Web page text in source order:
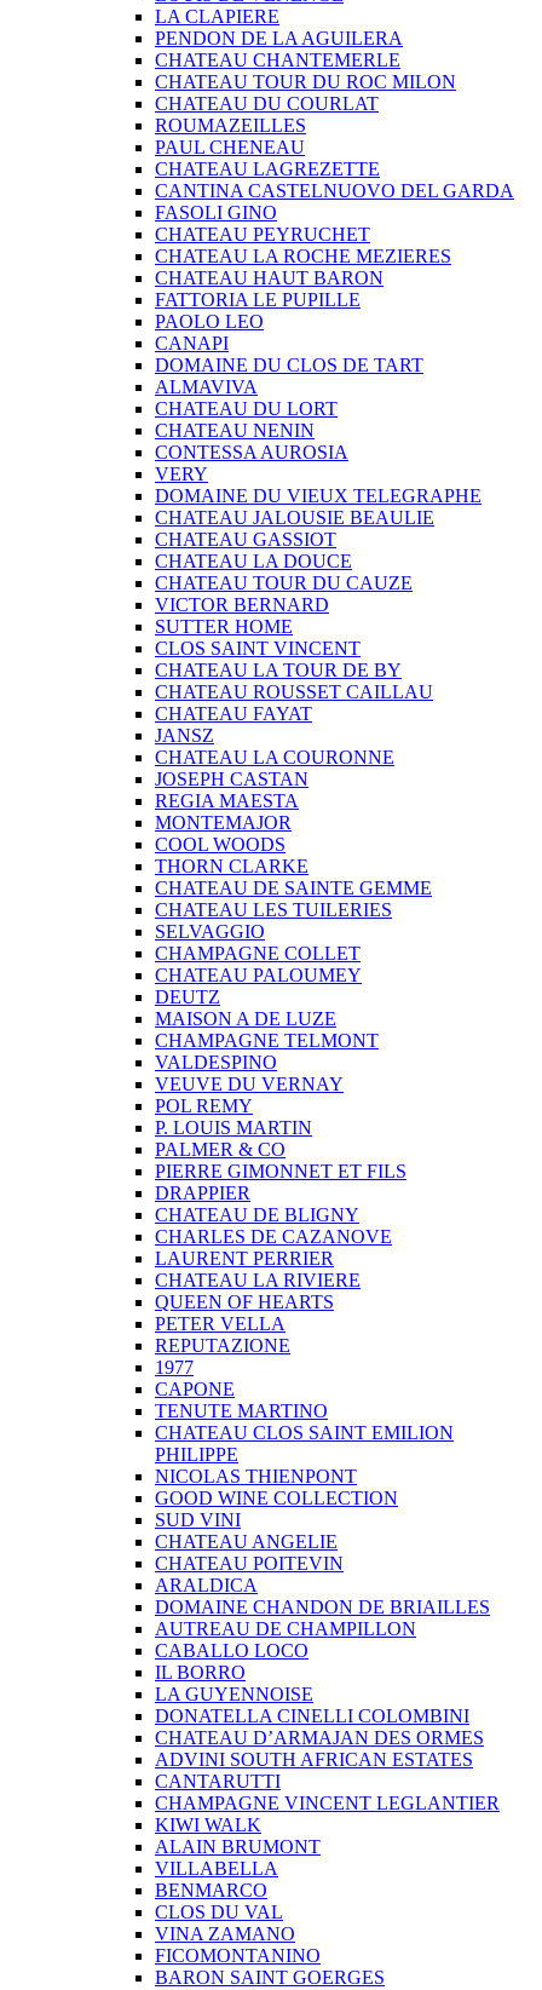
LA CLAPIERE
PENDON DE LA AGUILERA
CHATEAU CHANTEMERLE
CHATEAU TOUR DU ROC MILON
CHATEAU DU COURLAT
ROUMAZEILLES
PAUL CHENEAU
CHATEAU LAGREZETTE
CANTINA CASTELNUOVO DEL GARDA
FASOLI GINO
CHATEAU PEYRUCHET
CHATEAU LA ROCHE MEZIERES
CHATEAU HAUT BARON
FATTORIA LE PUPILLE
PAOLO LEO
CANAPI
DOMAINE DU CLOS DE TART
ALMAVIVA
CHATEAU DU LORT
CHATEAU NENIN
CONTESSA AUROSIA
VERY
DOMAINE DU VIEUX TELEGRAPHE
CHATEAU JALOUSIE BEAULIE
CHATEAU GASSIOT
CHATEAU LA DOUCE
CHATEAU TOUR DU CAUZE
VICTOR BERNARD
SUTTER HOME
CLOS SAINT VINCENT
CHATEAU LA TOUR DE BY
CHATEAU ROUSSET CAILLAU
CHATEAU FAYAT
JANSZ
CHATEAU LA COURONNE
JOSEPH CASTAN
REGIA MAESTA
MONTEMAJOR
COOL WOODS
THORN CLARKE
CHATEAU DE SAINTE GEMME
CHATEAU LES TUILERIES
SELVAGGIO
CHAMPAGNE COLLET
CHATEAU PALOUMEY
DEUTZ
MAISON A DE LUZE
CHAMPAGNE TELMONT
VALDESPINO
VEUVE DU VERNAY
POL REMY
P. LOUIS MARTIN
PALMER & CO
PIERRE GIMONNET ET FILS
DRAPPIER
CHATEAU DE BLIGNY
CHARLES DE CAZANOVE
LAURENT PERRIER
CHATEAU LA RIVIERE
QUEEN OF HEARTS
PETER VELLA
REPUTAZIONE
1977
CAPONE
TENUTE MARTINO
CHATEAU CLOS SAINT EMILION
PHILIPPE
NICOLAS THIENPONT
GOOD WINE COLLECTION
SUD VINI
CHATEAU ANGELIE
CHATEAU POITEVIN
ARALDICA
DOMAINE CHANDON DE BRIAILLES
AUTREAU DE CHAMPILLON
CABALLO LOCO
IL BORRO
LA GUYENNOISE
DONATELLA CINELLI COLOMBINI
CHATEAU D’ARMAJAN DES ORMES
ADVINI SOUTH AFRICAN ESTATES
CANTARUTTI
CHAMPAGNE VINCENT LEGLANTIER
KIWI WALK
ALAIN BRUMONT
VILLABELLA
BENMARCO
CLOS DU VAL
VINA ZAMANO
FICOMONTANINO
BARON SAINT GOERGES